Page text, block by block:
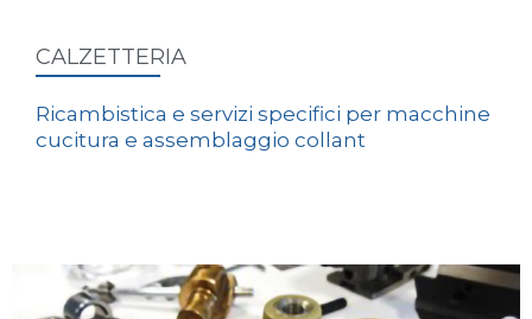
CALZETTERIA
Ricambistica e servizi specifici per macchine
cucitura e assemblaggio collant